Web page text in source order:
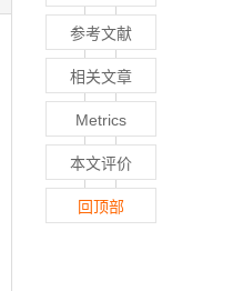
参考文献
相关文章
Metrics
本文评价
回顶部